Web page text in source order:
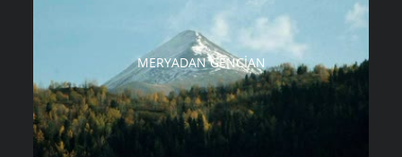
MERYADAN GENCIAN